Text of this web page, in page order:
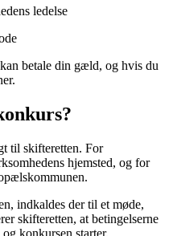
ledelse
betale din gæld, og hvis du
til skifteretten. For
hjemsted, og for
indkaldes der til et møde,
skifteretten, at betingelserne
konkursen starter.